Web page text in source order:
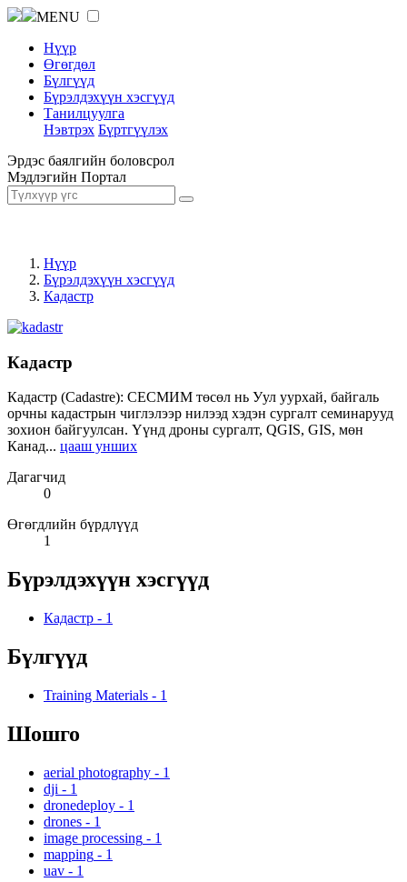
MENU
Нүүр
Өгөгдөл
Бүлгүүд
Бүрэлдэхүүн хэсгүүд
Танилцуулга
Нэвтрэх Бүртгүүлэх
Эрдэс баялгийн боловсрол
Мэдлэгийн Портал
Нүүр
Бүрэлдэхүүн хэсгүүд
Кадастр
Кадастр
Кадастр (Cadastre): СЕСМИМ төсөл нь Уул уурхай, байгаль
орчны кадастрын чиглэлээр нилээд хэдэн сургалт семинарууд
зохион байгуулсан. Үүнд дроны сургалт, QGIS, GIS, мөн
Канад... цааш унших
Дагагчид
0
Өгөгдлийн бүрдлүүд
1
Бүрэлдэхүүн хэсгүүд
Кадастр - 1
Бүлгүүд
Training Materials - 1
Шошго
aerial photography - 1
dji - 1
dronedeploy - 1
drones - 1
image processing - 1
mapping - 1
uav - 1